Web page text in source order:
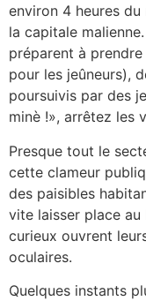
environ 4 heures du
la capitale
préparent à prendre
pour les jeûneurs),
poursuivis par des
minè !», arrêtez les
Presque tout le
cette clameur
des paisibles
vite laisser place au
curieux ouvrent
oculaires.
Quelques instants